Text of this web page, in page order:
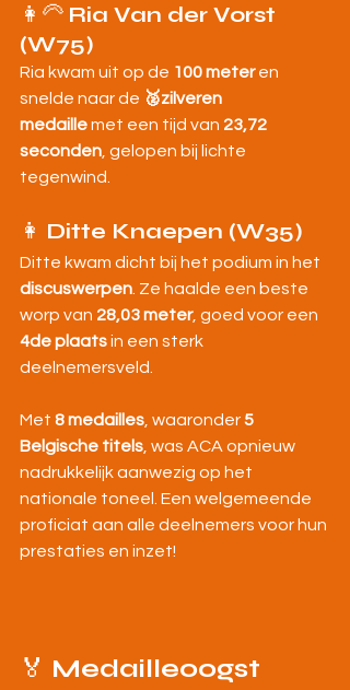
👩‍🦳 Ria Van der Vorst
(W75)
Ria kwam uit op de 100 meter en
snelde naar de 🥈zilveren
medaille met een tijd van 23,72
seconden , gelopen bij lichte
tegenwind.
👩 Ditte Knaepen (W35)
Ditte kwam dicht bij het podium in het
discuswerpen . Ze haalde een beste
worp van 28,03 meter, goed voor een
4de plaats in een sterk
deelnemersveld.
Met 8 medailles , waaronder 5
Belgische titels , was ACA opnieuw
nadrukkelijk aanwezig op het
nationale toneel. Een welgemeende
proficiat aan alle deelnemers voor hun
prestaties en inzet!
🏅 Medailleoogst